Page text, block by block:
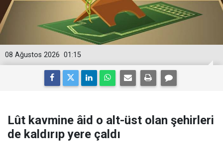
01:15
08 Ağustos 2026
Lût kavmine âid o alt-üst olan şehirleri
de kaldırıp yere çaldı